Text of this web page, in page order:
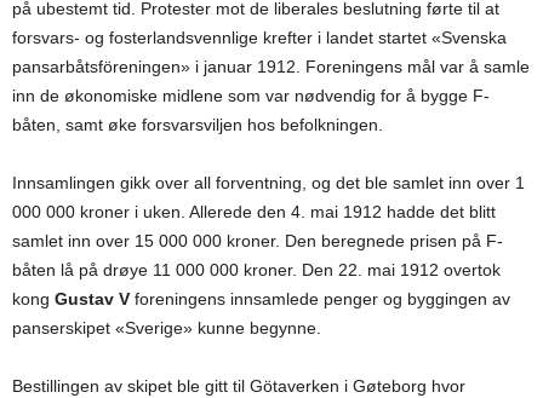
på ubestemt tid. Protester mot de liberales beslutning førte til at
forsvars- og fosterlandsvennlige krefter i landet startet «Svenska
pansarbåtsföreningen» i januar 1912. Foreningens mål var å samle
inn de økonomiske midlene som var nødvendig for å bygge F-
båten, samt øke forsvarsviljen hos befolkningen.
Innsamlingen gikk over all forventning, og det ble samlet inn over 1
000 000 kroner i uken. Allerede den 4. mai 1912 hadde det blitt
samlet inn over 15 000 000 kroner. Den beregnede prisen på F-
båten lå på drøye 11 000 000 kroner. Den 22. mai 1912 overtok
kong Gustav V foreningens innsamlede penger og byggingen av
panserskipet «Sverige» kunne begynne.
Bestillingen av skipet ble gitt til Götaverken i Gøteborg hvor